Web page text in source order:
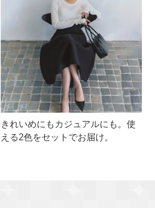
きれいめにもカジュアルにも。使
える2色をセットでお届け。